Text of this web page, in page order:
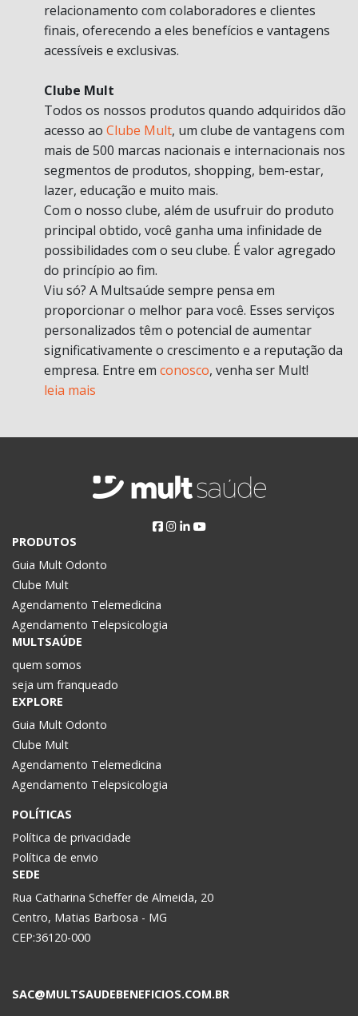
relacionamento com colaboradores e clientes
finais, oferecendo a eles benefícios e vantagens
acessíveis e exclusivas.
Clube Mult
Todos os nossos produtos quando adquiridos dão
acesso ao Clube Mult, um clube de vantagens com
mais de 500 marcas nacionais e internacionais nos
segmentos de produtos, shopping, bem-estar,
lazer, educação e muito mais.
Com o nosso clube, além de usufruir do produto
principal obtido, você ganha uma infinidade de
possibilidades com o seu clube. É valor agregado
do princípio ao fim.
Viu só? A Multsaúde sempre pensa em
proporcionar o melhor para você. Esses serviços
personalizados têm o potencial de aumentar
significativamente o crescimento e a reputação da
empresa. Entre em conosco, venha ser Mult!
leia mais
PRODUTOS
Guia Mult Odonto
Clube Mult
Agendamento Telemedicina
Agendamento Telepsicologia
MULTSAÚDE
quem somos
seja um franqueado
EXPLORE
Guia Mult Odonto
Clube Mult
Agendamento Telemedicina
Agendamento Telepsicologia
POLÍTICAS
Política de privacidade
Política de envio
SEDE
Rua Catharina Scheffer de Almeida, 20
Centro, Matias Barbosa - MG
CEP:36120-000
SAC@MULTSAUDEBENEFICIOS.COM.BR